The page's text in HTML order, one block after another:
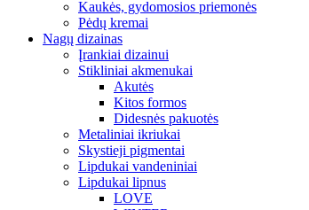
Kaukės, gydomosios priemonės
Pėdų kremai
Nagų dizainas
Įrankiai dizainui
Stikliniai akmenukai
Akutės
Kitos formos
Didesnės pakuotės
Metaliniai ikriukai
Skystieji pigmentai
Lipdukai vandeniniai
Lipdukai lipnus
LOVE